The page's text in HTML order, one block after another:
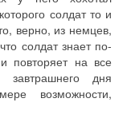
солдат то и
верно, из немцев,
солдат знает по-
повторяет на все
дня
возможности,